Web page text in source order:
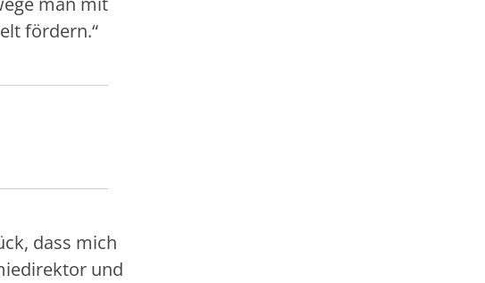
fördern.“
dass mich
und